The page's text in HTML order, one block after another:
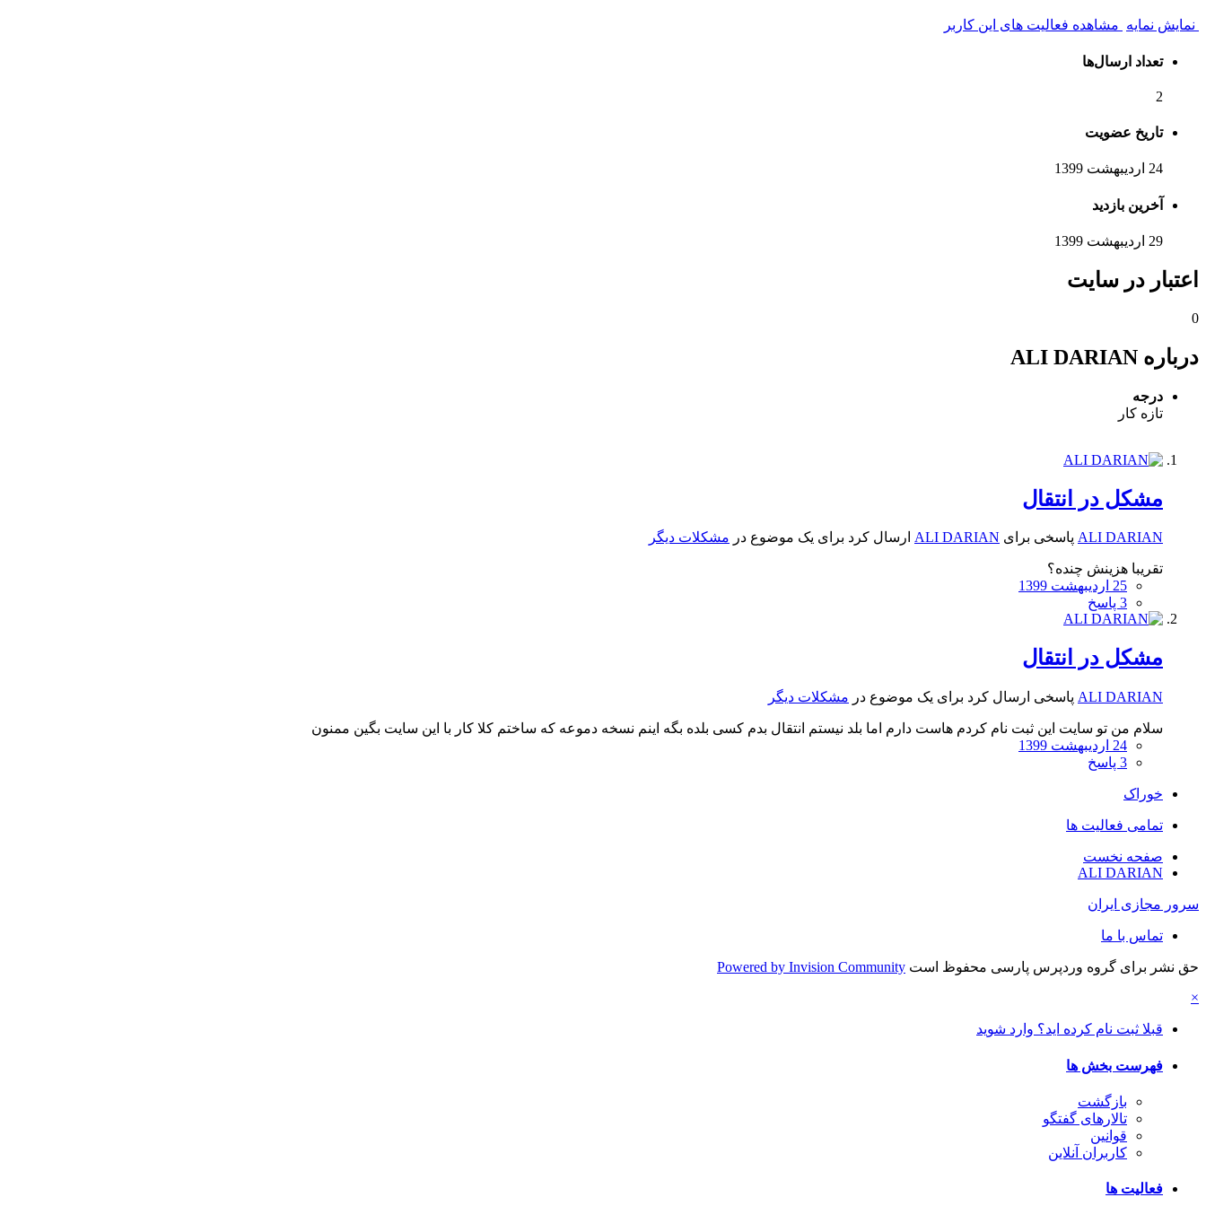
نمایش نمایه مشاهده فعالیت های این کاربر
تعداد ارسال‌ها
2
تاریخ عضویت
24 اردیبهشت 1399
آخرین بازدید
29 اردیبهشت 1399
اعتبار در سایت
0
درباره ALI DARIAN
درجه
تازه کار
مشکل در انتقال
ALI DARIAN پاسخی برای ALI DARIAN ارسال کرد برای یک موضوع در مشکلات دیگر
تقریبا هزینش چنده؟
25 اردیبهشت 1399
3 پاسخ
مشکل در انتقال
ALI DARIAN پاسخی ارسال کرد برای یک موضوع در مشکلات دیگر
سلام من تو سایت این ثبت نام کردم هاست دارم اما بلد نیستم انتقال بدم کسی بلده بگه اینم نسخه دموعه که ساختم کلا کار با این سایت بگین ممنون
24 اردیبهشت 1399
3 پاسخ
خوراک
تمامی فعالیت ها
صفحه نخست
ALI DARIAN
سرور مجازی ایران
تماس با ما
حق نشر برای گروه وردپرس پارسی محفوظ است Powered by Invision Community
×
قبلا ثبت نام کرده اید؟ وارد شوید
فهرست بخش ها
بازگشت
تالارهای گفتگو
قوانین
کاربران آنلاین
فعالیت ها